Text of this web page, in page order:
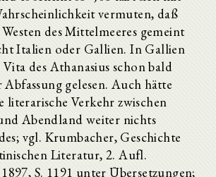
vermuten, daß
des Mittelmeeres gemeint
Italien oder Gallien. In Gallien
des Athanasius schon bald
gelesen. Auch hätte
literarische Verkehr zwischen
Abendland weiter nichts
vgl. Krumbacher, Geschichte
Literatur, 2. Aufl.
S. 1191 unter Übersetzungen;